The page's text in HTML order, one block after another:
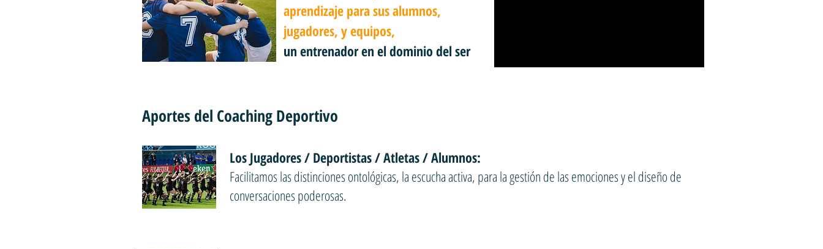
aprendizaje para sus alumnos,
jugadores, y equipos,
un entrenador en el dominio del ser
Aportes del Coaching Deportivo
Los Jugadores / Deportistas / Atletas / Alumnos:
Facilitamos las distinciones ontológicas, la escucha activa, para la gestión de las emociones y el diseño de
conversaciones poderosas.